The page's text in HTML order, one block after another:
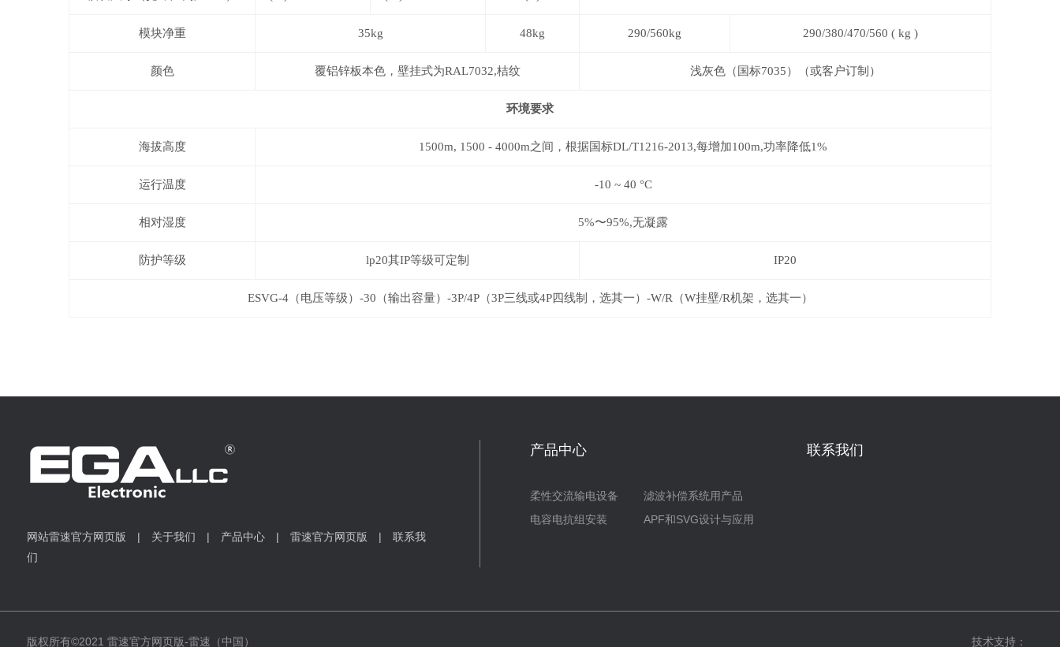
模块净重 35kg 48kg 290/560kg 290/380/470/560 ( kg )
颜色 覆铝锌板本色，壁挂式为RAL7032,桔纹 浅灰色（国标7035）（或客户订制）
环境要求
海拔高度 1500m, 1500 - 4000m之间，根据国标DL/T1216-2013,每增加100m,功率降低1%
运行温度 -10 ~ 40 °C
相对湿度 5%〜95%,无凝露
防护等级 lp20其IP等级可定制 IP20
ESVG-4（电压等级）-30（输出容量）-3P/4P（3P三线或4P四线制，选其一）-W/R（W挂壁/R机架，选其一）
网站雷速官方网页版 | 关于我们 | 产品中心| 雷速官方网页版 | 联系我
们
产品中心
柔性交流输电设备
滤波补偿系统用产品
电容电抗组安装
APF和SVG设计与应用
联系我们
版权所有©2021 雷速官方网页版-雷速（中国） 技术支持：